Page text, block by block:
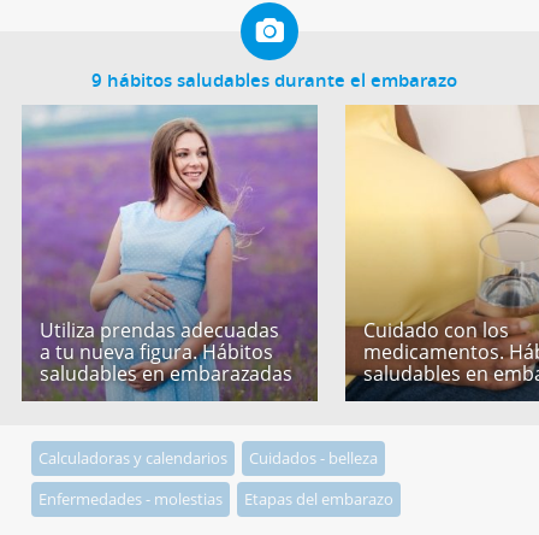
9 hábitos saludables durante el embarazo
Utiliza prendas adecuadas
a tu nueva figura. Hábitos
saludables en embarazadas
Cuidado con los
medicamentos.
saludables en
Calculadoras y calendarios
Cuidados - belleza
Enfermedades - molestias
Etapas del embarazo